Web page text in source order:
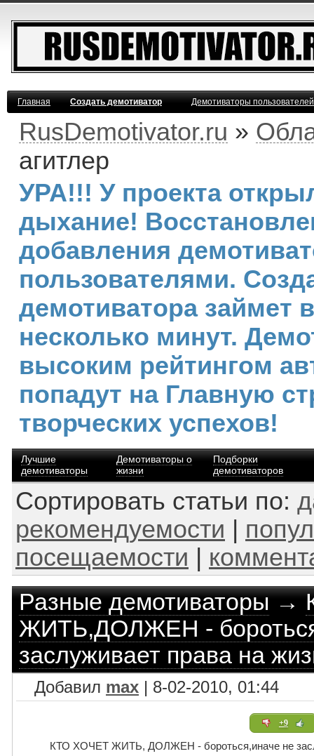
Главная Создать демотиватор Демотиваторы
RusDemotivator.ru »
агитлер
УРА!!! У проекта
дыхание!
добавления
пользователями.
демотиватора займет
несколько минут.
высоким рейтингом
попадут на Главную
творческих успехов!
Лучшие
демотиваторы
Демотиваторы о
жизни
Подборки
демотиваторов
Сортировать статьи по:
рекомендуемости
посещаемости
Разные демотиваторы→
ЖИТЬ,ДОЛЖЕН -
заслуживает права на
Добавил max | 8-02-2010, 01:44
+9
КТО ХОЧЕТ ЖИТЬ, ДОЛЖЕН - бороться,иначе не